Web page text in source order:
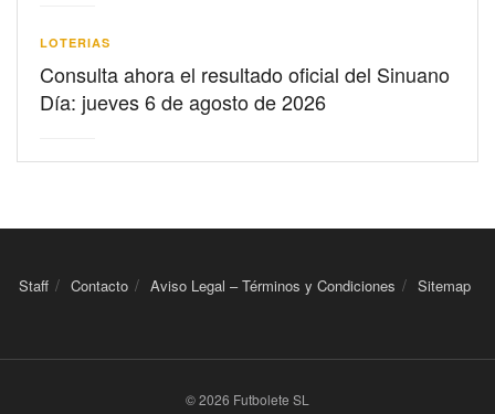
LOTERIAS
Consulta ahora el resultado oficial del Sinuano
Día: jueves 6 de agosto de 2026
Staff Contacto Aviso Legal – Términos y Condiciones Sitemap
© 2026 Futbolete SL